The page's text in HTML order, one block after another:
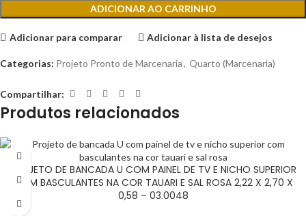
ADICIONAR AO CARRINHO
Adicionar para comparar Adicionar à lista de desejos
Categorias: Projeto Pronto de Marcenaria, Quarto (Marcenaria)
Compartilhar:
Produtos relacionados
PROJETO DE BANCADA U COM PAINEL DE TV E NICHO SUPERIOR
COM BASCULANTES NA COR TAUARI E SAL ROSA 2,22 X 2,70 X
0,58 – 03.0048